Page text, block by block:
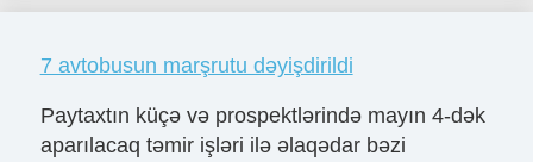
7 avtobusun marşrutu dəyişdirildi
Paytaxtın küçə və prospektlərində mayın 4-dək
aparılacaq təmir işləri ilə əlaqədar bəzi